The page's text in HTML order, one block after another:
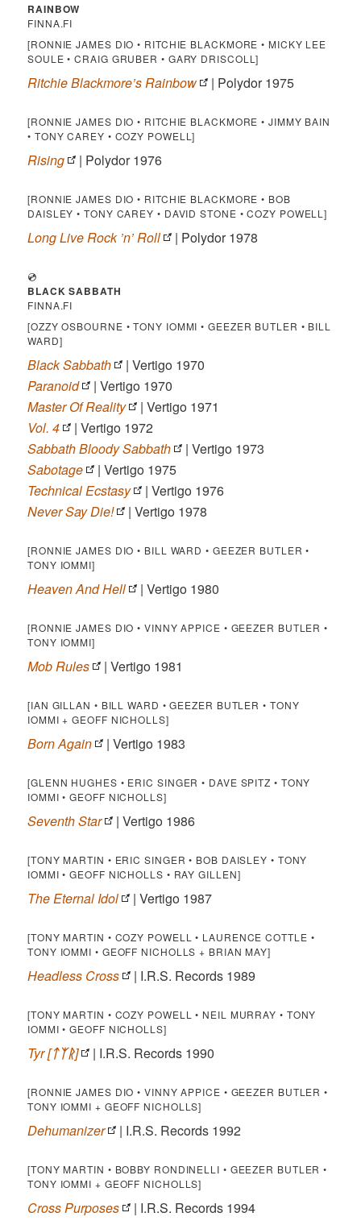
RAINBOW
FINNA.FI
[RONNIE JAMES DIO • RITCHIE BLACKMORE • MICKY LEE
SOULE • CRAIG GRUBER • GARY DRISCOLL]
Ritchie Blackmore’s Rainbow | Polydor 1975
[RONNIE JAMES DIO • RITCHIE BLACKMORE • JIMMY BAIN
• TONY CAREY • COZY POWELL]
Rising | Polydor 1976
[RONNIE JAMES DIO • RITCHIE BLACKMORE • BOB
DAISLEY • TONY CAREY • DAVID STONE • COZY POWELL]
Long Live Rock ’n’ Roll | Polydor 1978
💿
BLACK SABBATH
FINNA.FI
[OZZY OSBOURNE • TONY IOMMI • GEEZER BUTLER • BILL
WARD]
Black Sabbath
| Vertigo 1970
Paranoid
| Vertigo 1970
Master Of Reality
| Vertigo 1971
Vol. 4
| Vertigo 1972
Sabbath Bloody Sabbath
| Vertigo 1973
Sabotage
| Vertigo 1975
Technical Ecstasy
| Vertigo 1976
Never Say Die!
| Vertigo 1978
[RONNIE JAMES DIO • BILL WARD • GEEZER BUTLER •
TONY IOMMI]
Heaven And Hell | Vertigo 1980
[RONNIE JAMES DIO • VINNY APPICE • GEEZER BUTLER •
TONY IOMMI]
Mob Rules | Vertigo 1981
[IAN GILLAN • BILL WARD • GEEZER BUTLER • TONY
IOMMI + GEOFF NICHOLLS]
Born Again | Vertigo 1983
[GLENN HUGHES • ERIC SINGER • DAVE SPITZ • TONY
IOMMI • GEOFF NICHOLLS]
Seventh Star | Vertigo 1986
[TONY MARTIN • ERIC SINGER • BOB DAISLEY • TONY
IOMMI • GEOFF NICHOLLS • RAY GILLEN]
The Eternal Idol | Vertigo 1987
[TONY MARTIN • COZY POWELL • LAURENCE COTTLE •
TONY IOMMI • GEOFF NICHOLLS + BRIAN MAY]
Headless Cross | I.R.S. Records 1989
[TONY MARTIN • COZY POWELL • NEIL MURRAY • TONY
IOMMI • GEOFF NICHOLLS]
Tyr [ᛏᛉᚱ] | I.R.S. Records 1990
[RONNIE JAMES DIO • VINNY APPICE • GEEZER BUTLER •
TONY IOMMI + GEOFF NICHOLLS]
Dehumanizer | I.R.S. Records 1992
[TONY MARTIN • BOBBY RONDINELLI • GEEZER BUTLER •
TONY IOMMI + GEOFF NICHOLLS]
Cross Purposes | I.R.S. Records 1994